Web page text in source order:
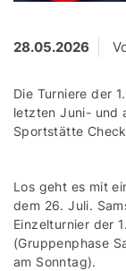
28.05.2026
Die Turniere der
letzten Juni- und
Sportstätte
Los geht es mit
dem 26. Juli.
Einzelturnier der
(Gruppenphase
am Sonntag).